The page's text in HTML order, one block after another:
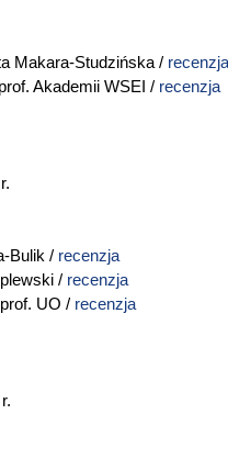
Studzińska / recenzja
Akademii WSEI / recenzja
/ recenzja
/ recenzja
UO / recenzja